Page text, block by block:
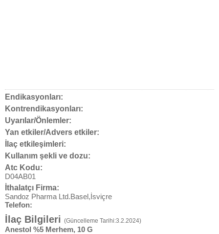
Endikasyonları:
Kontrendikasyonları:
Uyarılar/Önlemler:
Yan etkiler/Advers etkiler:
İlaç etkileşimleri:
Kullanım şekli ve dozu:
Atc Kodu:
D04AB01
İthalatçı Firma:
Sandoz Pharma Ltd.Basel,İsviçre
Telefon:
İlaç Bilgileri (Güncelleme Tarihi:3.2.2024)
Anestol %5 Merhem, 10 G